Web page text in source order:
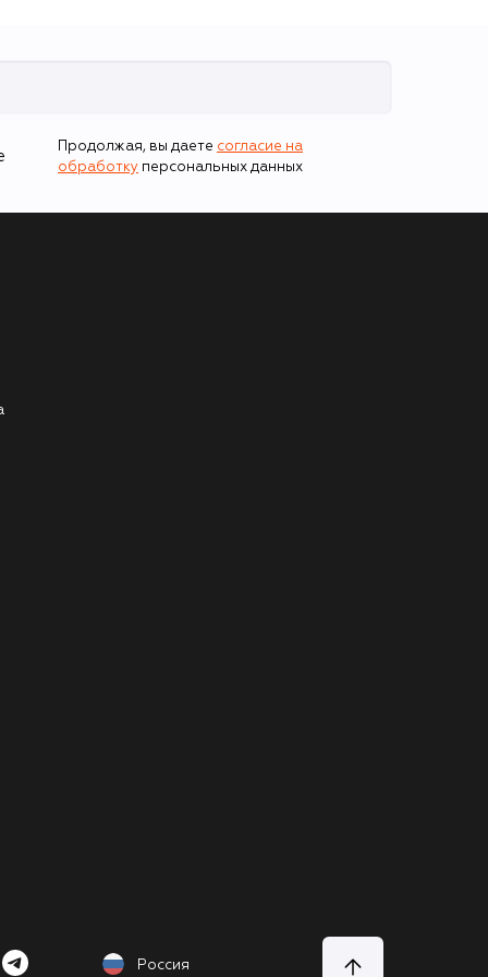
Продолжая, вы даете согласие на
обработку персональных данных
Россия